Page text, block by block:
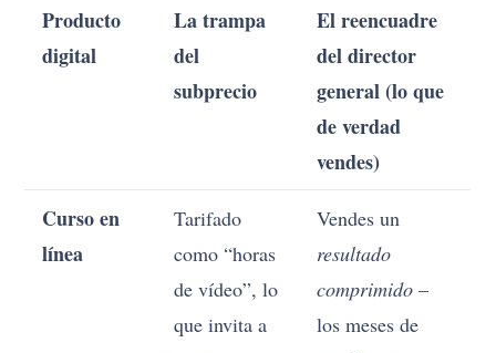
Producto
digital
La trampa
del
subprecio
El reencuadre
del director
general (lo que
de verdad
vendes)
Curso en
línea
Tarifado
como “horas
de vídeo”, lo
que invita a
Vendes un
resultado
comprimido –
los meses de